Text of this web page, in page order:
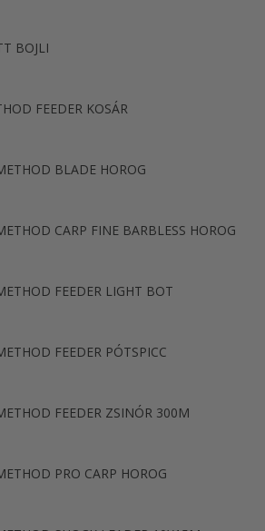
BOJLI
FEEDER KOSÁR
BLADE HOROG
CARP FINE BARBLESS HOROG
FEEDER LIGHT BOT
FEEDER PÓTSPICC
FEEDER ZSINÓR 300M
PRO CARP HOROG